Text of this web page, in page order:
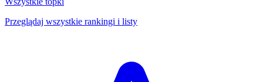
Przeglądaj wszystkie rankingi i listy